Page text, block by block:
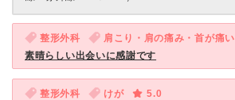
整形外科 肩こり・肩の痛み・首が痛い
素晴らしい出会いに感謝です
整形外科 けが
5.0